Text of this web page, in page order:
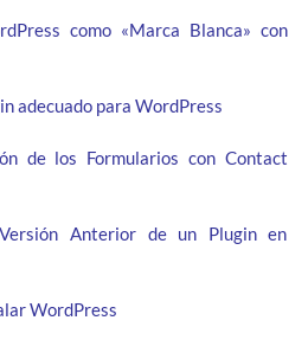
como «Marca Blanca» con
adecuado para WordPress
de los Formularios con Contact
Anterior de un Plugin en
WordPress